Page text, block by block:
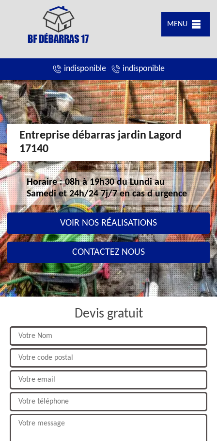
MENU
indisponible indisponible
Entreprise débarras jardin Lagord
17140
Horaire : 08h à 19h30 du Lundi au
Samedi et 24h/24 7j/7 en cas d urgence
VOIR NOS RÉALISATIONS
CONTACTEZ NOUS
Devis gratuit